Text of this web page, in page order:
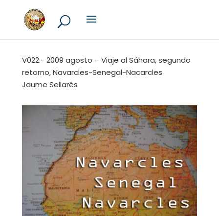
V022.- 2009 agosto – Viaje al Sáhara, segundo
retorno, Navarcles-Senegal-Nacarcles
Jaume Sellarés